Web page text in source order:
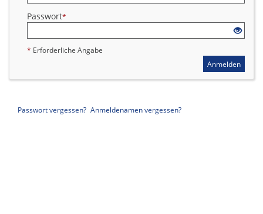
Passwort*
* Erforderliche Angabe
Anmelden
Passwort vergessen? Anmeldenamen vergessen?